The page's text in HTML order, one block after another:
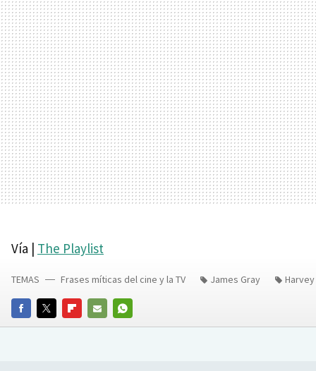
Vía | The Playlist
FACEBOOKTWITTERFLIPBOARD
E-
WHATSAPP
TEMAS Frases míticas del cine y la TV James Gray